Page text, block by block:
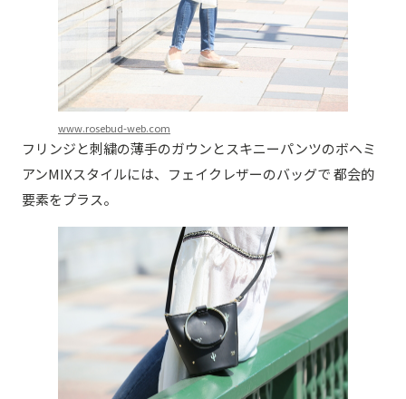
www.rosebud-web.com
フリンジと刺繍の薄手のガウンとスキニーパンツのボヘミ
アンMIXスタイルには、フェイクレザーのバッグで 都会的
要素をプラス。